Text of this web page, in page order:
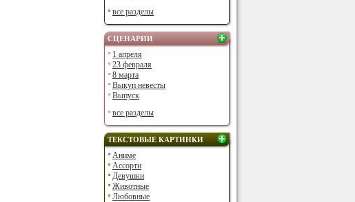
все разделы
СЦЕНАРИИ
1 апреля
23 февраля
8 марта
Выкуп невесты
Выпуск
все разделы
ТЕКСТОВЫЕ КАРТИНКИ
Аниме
Ассорти
Девушки
Животные
Любовные